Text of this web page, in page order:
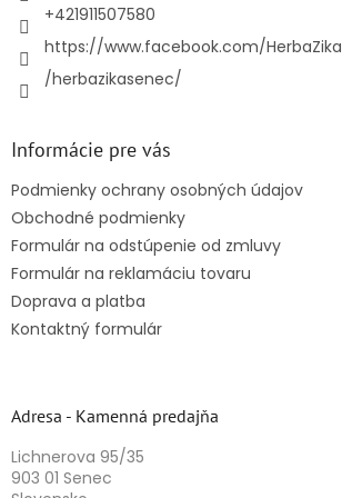
+421911507580
https://www.facebook.com/HerbaZika
/herbazikasenec/
Informácie pre vás
Podmienky ochrany osobných údajov
Obchodné podmienky
Formulár na odstúpenie od zmluvy
Formulár na reklamáciu tovaru
Doprava a platba
Kontaktný formulár
Adresa - Kamenná predajňa
Lichnerova 95/35
903 01 Senec